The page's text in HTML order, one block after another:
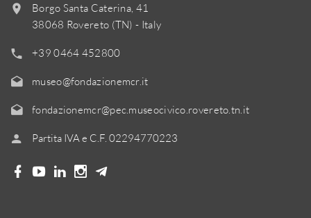
Borgo Santa Caterina, 41
38068 Rovereto (TN) - Italy
+39 0464 452800
museo@fondazionemcr.it
fondazionemcr@pec.museocivico.rovereto.tn.it
Partita IVA e C.F. 02294770223